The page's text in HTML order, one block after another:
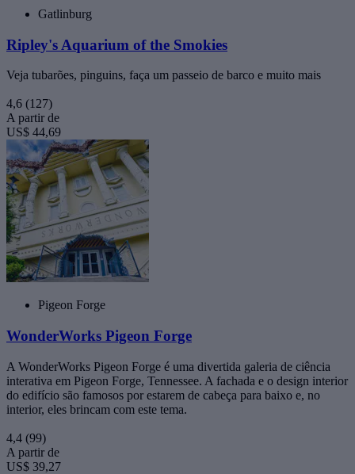
Gatlinburg
Ripley's Aquarium of the Smokies
Veja tubarões, pinguins, faça um passeio de barco e muito mais
4,6 (127)
A partir de
US$ 44,69
Pigeon Forge
WonderWorks Pigeon Forge
A WonderWorks Pigeon Forge é uma divertida galeria de ciência
interativa em Pigeon Forge, Tennessee. A fachada e o design interior
do edifício são famosos por estarem de cabeça para baixo e, no
interior, eles brincam com este tema.
4,4 (99)
A partir de
US$ 39,27